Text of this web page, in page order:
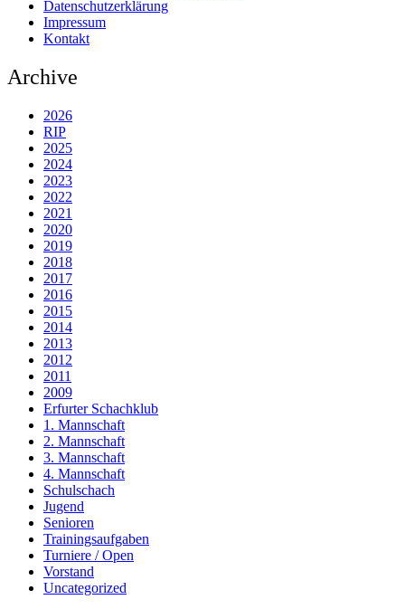
Datenschutzerklärung
Impressum
Kontakt
Archive
2026
RIP
2025
2024
2023
2022
2021
2020
2019
2018
2017
2016
2015
2014
2013
2012
2011
2009
Erfurter Schachklub
1. Mannschaft
2. Mannschaft
3. Mannschaft
4. Mannschaft
Schulschach
Jugend
Senioren
Trainingsaufgaben
Turniere / Open
Vorstand
Uncategorized